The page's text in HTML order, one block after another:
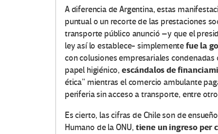
A diferencia de Argentina, estas
puntual o un recorte de las prestaciones
transporte público anunció –y que el
ley así lo establece- simplementefue la
con colusiones empresariales
papel higiénico, escándalos de
ética” mientras el comercio ambulante
periferia sin acceso a transporte, entre
Es cierto, las cifras de Chile son de
Humano de la ONU, tiene un ingreso per